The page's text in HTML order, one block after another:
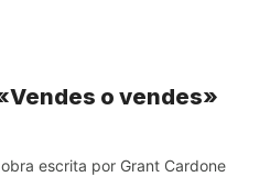
o vendes»
escrita por Grant Cardone